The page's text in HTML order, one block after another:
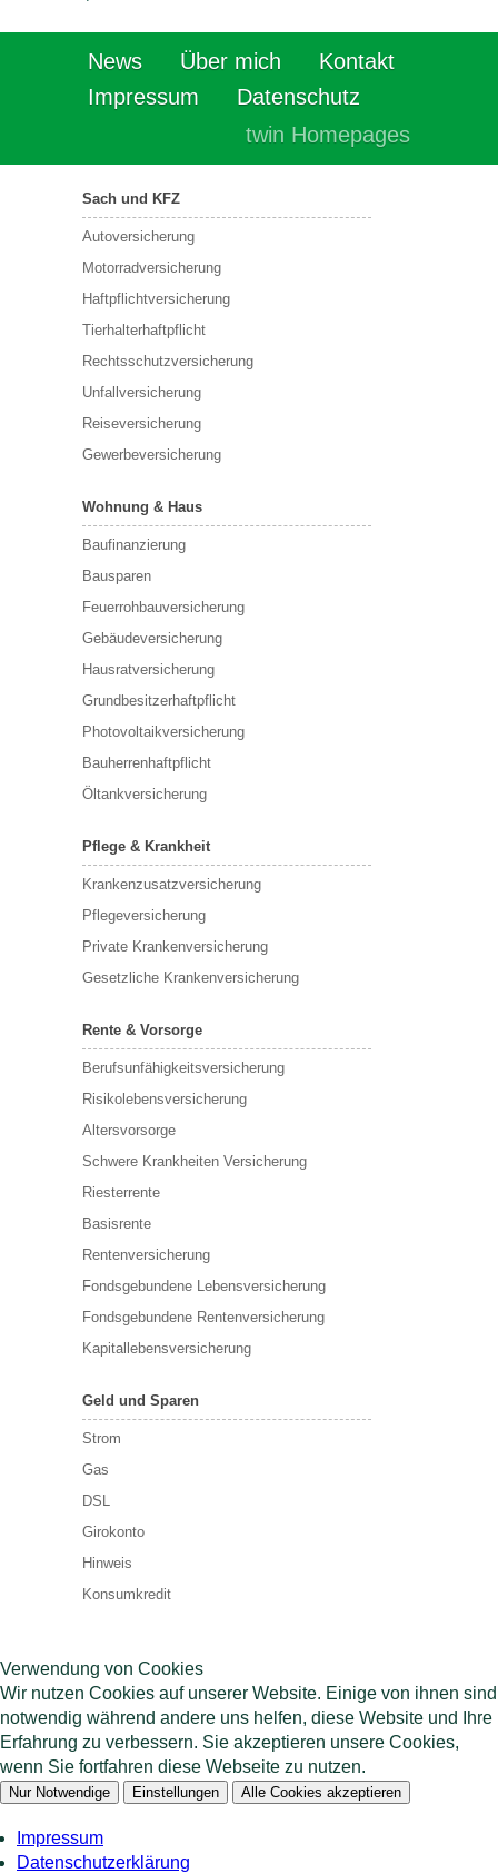
News Über mich
Kontakt
Impressum
Datenschutz
twin Homepages
Sach und KFZ
Autoversicherung
Motorradversicherung
Haftpflichtversicherung
Tierhalterhaftpflicht
Rechtsschutzversicherung
Unfallversicherung
Reiseversicherung
Gewerbeversicherung
Wohnung & Haus
Baufinanzierung
Bausparen
Feuerrohbauversicherung
Gebäudeversicherung
Hausratversicherung
Grundbesitzerhaftpflicht
Photovoltaikversicherung
Bauherrenhaftpflicht
Öltankversicherung
Pflege & Krankheit
Krankenzusatzversicherung
Pflegeversicherung
Private Krankenversicherung
Gesetzliche Krankenversicherung
Rente & Vorsorge
Berufs­unfähigkeitsversicherung
Risikolebensversicherung
Altersvorsorge
Schwere Krankheiten Versicherung
Riesterrente
Basisrente
Rentenversicherung
Fondsgebundene Lebensversicherung
Fondsgebundene Rentenversicherung
Kapitallebensversicherung
Geld und Sparen
Strom
Gas
DSL
Girokonto
Hinweis
Konsumkredit
Verwendung von Cookies
Wir nutzen Cookies auf unserer Website. Einige von ihnen sind
notwendig während andere uns helfen, diese Website und Ihre
Erfahrung zu verbessern. Sie akzeptieren unsere Cookies,
wenn Sie fortfahren diese Webseite zu nutzen.
Nur Notwendige Einstellungen Alle Cookies akzeptieren
Impressum
Datenschutzerklärung